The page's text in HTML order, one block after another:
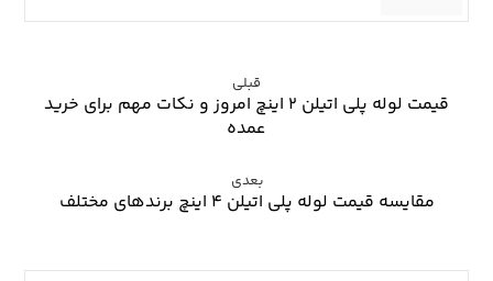
قبلی
قیمت لوله پلی اتیلن ۲ اینچ امروز و نکات مهم برای خرید
عمده
بعدی
مقایسه قیمت لوله پلی اتیلن ۴ اینچ برندهای مختلف